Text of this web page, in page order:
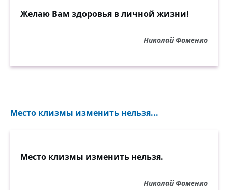
Желаю Вам здоровья в личной жизни!
Николай Фоменко
Место клизмы изменить нельзя...
Место клизмы изменить нельзя.
Николай Фоменко